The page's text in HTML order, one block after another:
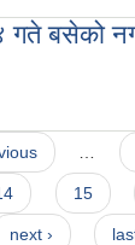
बसेको
…
15
next ›